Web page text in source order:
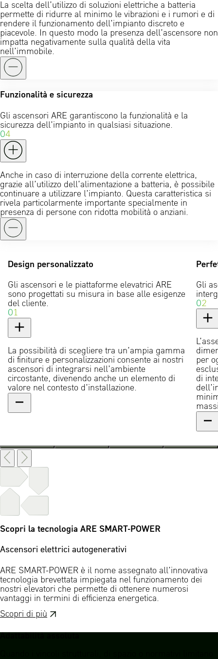
La scelta dell’utilizzo di soluzioni elettriche a batteria
permette di ridurre al minimo le vibrazioni e i rumori e di
rendere il funzionamento dell’impianto discreto e
piacevole. In questo modo la presenza dell’ascensore non
impatta negativamente sulla qualità della vita
nell’immobile.
Funzionalità e sicurezza
Gli ascensori ARE garantiscono la funzionalità e la
sicurezza dell’impianto in qualsiasi situazione.
04
Anche in caso di interruzione della corrente elettrica,
grazie all’utilizzo dell’alimentazione a batteria, è possibile
continuare a utilizzare l’impianto. Questa caratteristica si
rivela particolarmente importante specialmente in
presenza di persone con ridotta mobilità o anziani.
Design personalizzato
Gli ascensori e le piattaforme elevatrici ARE
sono progettati su misura in base alle esigenze
del cliente.
01
La possibilità di scegliere tra un’ampia gamma
di finiture e personalizzazioni consente ai nostri
ascensori di integrarsi nell’ambiente
circostante, divenendo anche un elemento di
valore nel contesto d’installazione.
Gli
02
per
di
Scopri la tecnologia ARE SMART-POWER
Ascensori elettrici autogenerativi
ARE SMART-POWER è il nome assegnato all’innovativa
tecnologia brevettata impiegata nel funzionamento dei
nostri elevatori che permette di ottenere numerosi
vantaggi in termini di efficienza energetica.
Scopri di più